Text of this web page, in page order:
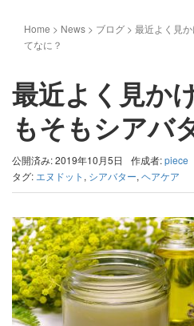
Home > News > ブログ > 最近よく見
てなに？
最近よく見か
もそもシアバ
公開済み: 2019年10月5日 作成者:piece
タグ: エヌドット , シアバター, ヘアケア